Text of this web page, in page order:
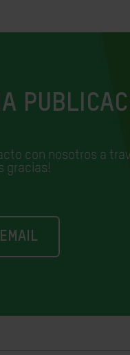
con nosotros a
gracias!